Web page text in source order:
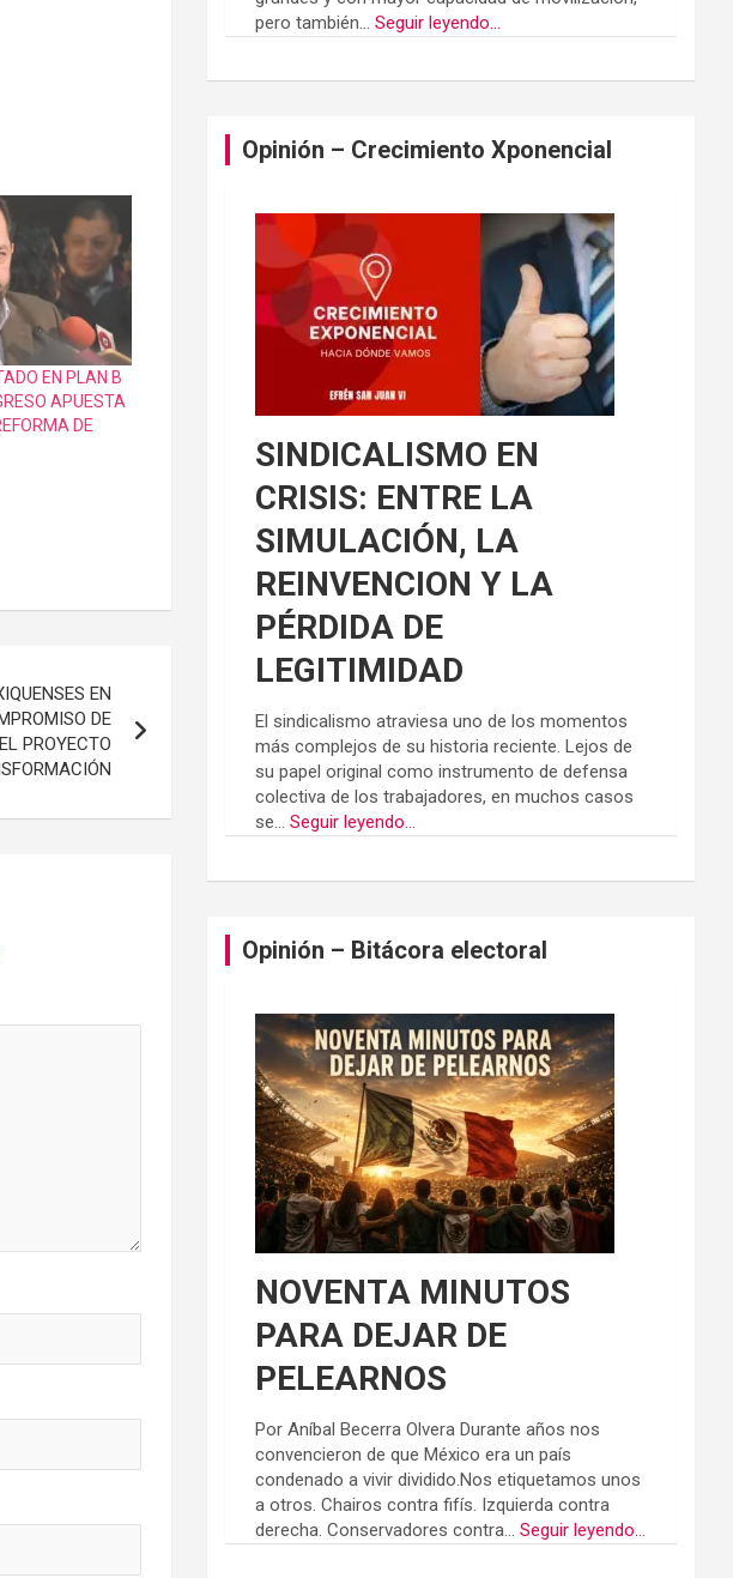
EN PLAN B
APUESTA
DE
EN
DE
PROYECTO
pero también...Seguir leyendo...
Opinión – Crecimiento Xponencial
SINDICALISMO EN
CRISIS: ENTRE LA
SIMULACIÓN, LA
REINVENCION Y LA
PÉRDIDA DE
LEGITIMIDAD
El sindicalismo atraviesa uno de los momentos
más complejos de su historia reciente. Lejos de
su papel original como instrumento de defensa
colectiva de los trabajadores, en muchos casos
se...Seguir leyendo...
Opinión – Bitácora electoral
NOVENTA MINUTOS
PARA DEJAR DE
PELEARNOS
Por Aníbal Becerra Olvera Durante años nos
convencieron de que México era un país
condenado a vivir dividido.Nos etiquetamos unos
a otros. Chairos contra fifís. Izquierda contra
derecha. Conservadores contra...Seguir leyendo...